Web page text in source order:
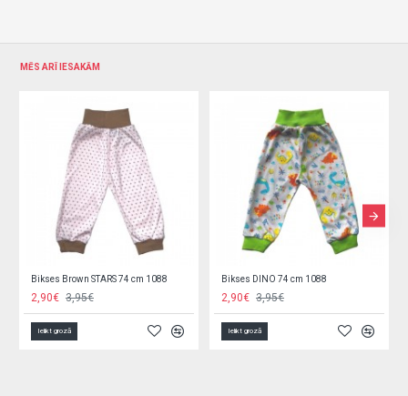
MĒS ARĪ IESAKĀM
Bikses Brown STARS 74 cm 1088
2,90€ 3,95€
Ielikt grozā
Bikses DINO 74 cm 1088
2,90€ 3,95€
Ielikt grozā